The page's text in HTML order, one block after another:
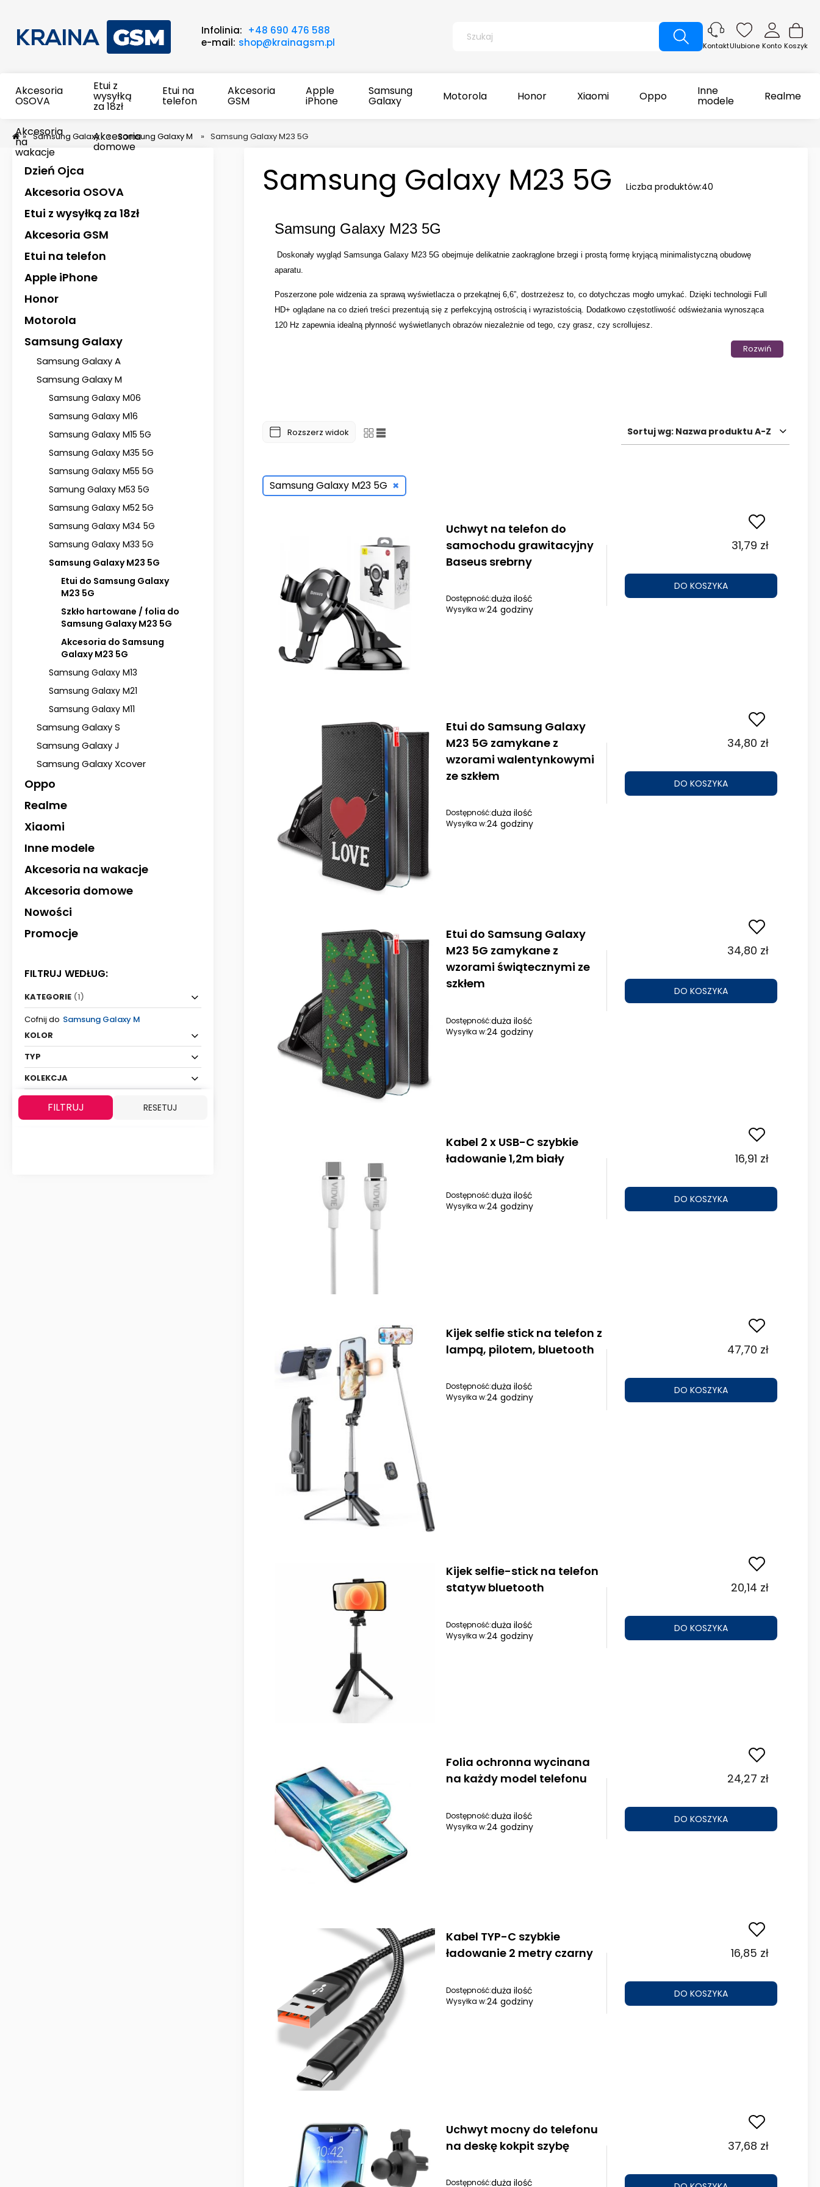
Infolinia: +48 690 476 588
e-mail: shop@krainagsm.pl Koszyk
Konto
KontaktUlubione
Akcesoria
OSOVA
Etui z
wysyłką
za 18zł
Etui na
telefon
Akcesoria
GSM
Apple
iPhone
Samsung
Galaxy Motorola Honor Xiaomi Oppo Inne
modele Realme
Akcesoria
na
wakacje
Akcesoria
domowe
» Samsung Galaxy » Samsung Galaxy M » Samsung Galaxy M23 5G
Dzień Ojca
Akcesoria OSOVA
Etui z wysyłką za 18zł
Akcesoria GSM
Etui na telefon
Apple iPhone
Honor
Motorola
Samsung Galaxy
Samsung Galaxy A
Samsung Galaxy M
Samsung Galaxy M06
Samsung Galaxy M16
Samsung Galaxy M15 5G
Samsung Galaxy M35 5G
Samsung Galaxy M55 5G
Samung Galaxy M53 5G
Samsung Galaxy M52 5G
Samsung Galaxy M34 5G
Samsung Galaxy M33 5G
Samsung Galaxy M23 5G
Etui do Samsung Galaxy
M23 5G
Szkło hartowane / folia do
Samsung Galaxy M23 5G
Akcesoria do Samsung
Galaxy M23 5G
Samsung Galaxy M13
Samsung Galaxy M21
Samsung Galaxy M11
Samsung Galaxy S
Samsung Galaxy J
Samsung Galaxy Xcover
Oppo
Realme
Xiaomi
Inne modele
Akcesoria na wakacje
Akcesoria domowe
Nowości
Promocje
FILTRUJ WEDŁUG:
KATEGORIE (1)
Cofnij do Samsung Galaxy M
KOLOR
TYP
KOLEKCJA
FILTRUJ RESETUJ
Samsung Galaxy M23 5G Liczba produktów:40
Samsung Galaxy M23 5G
Doskonały wygląd Samsunga Galaxy M23 5G obejmuje delikatnie zaokrąglone brzegi i prostą formę kryjącą minimalistyczną obudowę
aparatu.
Poszerzone pole widzenia za sprawą wyświetlacza o przekątnej 6,6”, dostrzeżesz to, co dotychczas mogło umykać. Dzięki technologii Full
HD+ oglądane na co dzień treści prezentują się z perfekcyjną ostrością i wyrazistością. Dodatkowo częstotliwość odświeżania wynosząca
120 Hz zapewnia idealną płynność wyświetlanych obrazów niezależnie od tego, czy grasz, czy scrollujesz.
wrażeniu sporych rozmiarów, etui to jest niezwykle poręczne, doskonale trzyma się w dłoni i zapewnia wygodę.
Rozwiń
Rozszerz widok Sortuj wg: Nazwa produktu A-Z
Samsung Galaxy M23 5G ×
Uchwyt na telefon do
samochodu grawitacyjny
Baseus srebrny
Dostępność:duża ilość
Wysyłka w:24 godziny
31,79 zł
DO KOSZYKA
Etui do Samsung Galaxy
M23 5G zamykane z
wzorami walentynkowymi
ze szkłem
Dostępność:duża ilość
Wysyłka w:24 godziny
34,80 zł
DO KOSZYKA
Etui do Samsung Galaxy
M23 5G zamykane z
wzorami świątecznymi ze
szkłem
Dostępność:duża ilość
Wysyłka w:24 godziny
34,80 zł
DO KOSZYKA
Kabel 2 x USB-C szybkie
ładowanie 1,2m biały
Dostępność:duża ilość
Wysyłka w:24 godziny
16,91 zł
DO KOSZYKA
Kijek selfie stick na telefon z
lampą, pilotem, bluetooth
Dostępność:duża ilość
Wysyłka w:24 godziny
47,70 zł
DO KOSZYKA
Kijek selfie-stick na telefon
statyw bluetooth
Dostępność:duża ilość
Wysyłka w:24 godziny
20,14 zł
DO KOSZYKA
Folia ochronna wycinana
na każdy model telefonu
Dostępność:duża ilość
Wysyłka w:24 godziny
24,27 zł
DO KOSZYKA
Kabel TYP-C szybkie
ładowanie 2 metry czarny
Dostępność:duża ilość
Wysyłka w:24 godziny
16,85 zł
DO KOSZYKA
Uchwyt mocny do telefonu
na deskę kokpit szybę
Dostępność:duża ilość
37,68 zł